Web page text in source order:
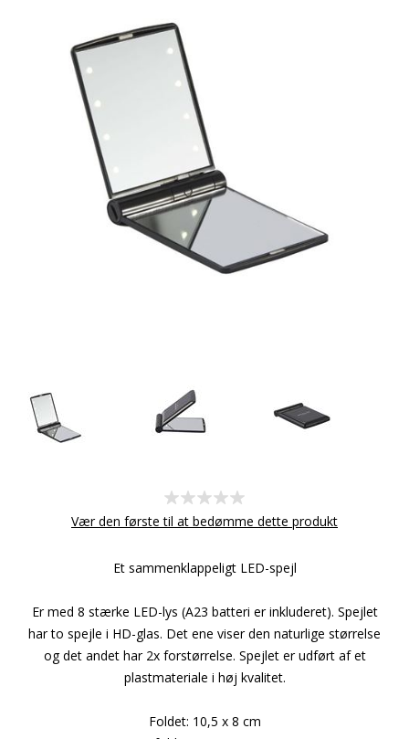
Vær den første til at bedømme dette produkt
Et sammenklappeligt LED-spejl
Er med 8 stærke LED-lys (A23 batteri er inkluderet). Spejlet
har to spejle i HD-glas. Det ene viser den naturlige størrelse
og det andet har 2x forstørrelse. Spejlet er udført af et
plastmateriale i høj kvalitet.
Foldet: 10,5 x 8 cm